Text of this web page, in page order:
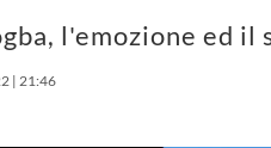
l'emozione ed
| 21:46